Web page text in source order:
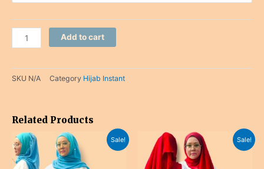
Add to cart
SKU N/A Category Hijab Instant
Related Products
Sale!
Original
price
was:
RM79.00.
Current
is:
RM25.00.
Sale!
Original
price
was:
RM30.00.
Current
price
is:
RM17.00.